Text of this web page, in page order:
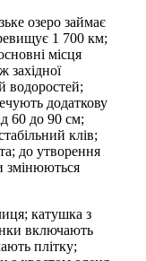
озеро займає
1 700 км;
місця
західної
водоростей;
додаткову
60 до 90 см;
клів;
до утворення
змінюються
катушка з
включають
плітку;